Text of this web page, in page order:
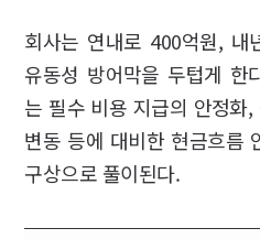
회사는 연내로 400억원, 내
유동성 방어막을 두텁게 한
는 필수 비용 지급의 안정화,
변동 등에 대비한 현금흐름
구상으로 풀이된다.